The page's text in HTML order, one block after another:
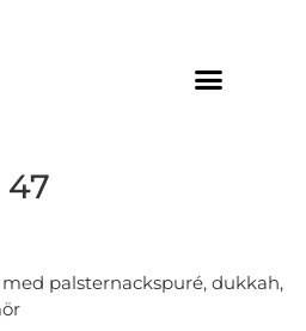
palsternackspuré, dukkah,